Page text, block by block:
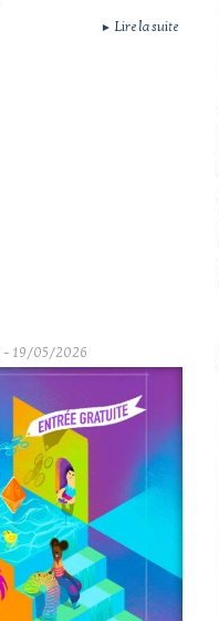
► Lire la suite
- 19/05/2026